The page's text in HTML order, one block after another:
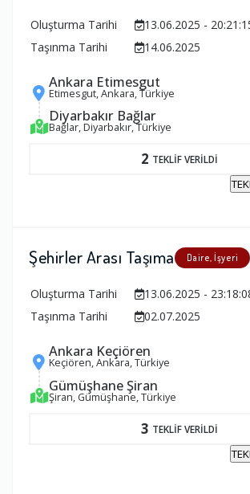
Oluşturma Tarihi
13.06.2025 -
Taşınma Tarihi
14.06.2025
Ankara Etimesgut
Etimesgut, Ankara, Türkiye
Diyarbakır Bağlar
Bağlar, Diyarbakır, Türkiye
2 TEKLİF VERİLDİ
Şehirler Arası Taşıma Daire, İşyeri
Oluşturma Tarihi
13.06.2025 -
Taşınma Tarihi
02.07.2025
Ankara Keçiören
Keçiören, Ankara, Türkiye
Gümüşhane Şiran
Şiran, Gümüşhane, Türkiye
3 TEKLİF VERİLDİ